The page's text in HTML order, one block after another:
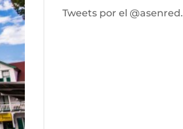
Tweets por el @asenred.